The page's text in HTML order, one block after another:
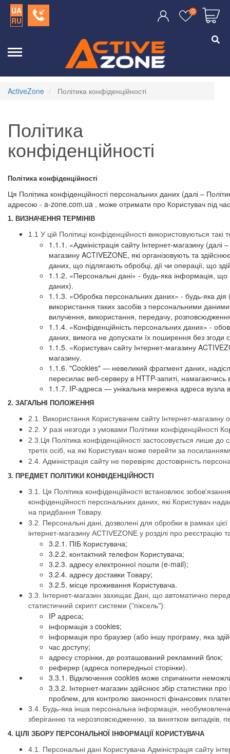
0
UA
RU
ActiveZone Політика конфіденційності
Політика
конфіденційності
Політика конфіденційності
Ця Політика конфіденційності персональних даних (далі –
адресою - a-zone.com.ua , може отримати про Користувач під час
1. ВИЗНАЧЕННЯ ТЕРМІНІВ
1.1 У цій Політиці конфіденційності використовуються такі
1.1.1. «Адміністрація сайту Інтернет-магазину (далі
магазину ACTIVEZONE, які організовують та
даних, що підлягають обробці, дії чи операції, що
1.1.2. «Персональні дані» - будь-яка інформація,
даних).
1.1.3. «Обробка персональних даних» - будь-яка дія
використання таких засобів з персональними
вилучення, використання, передачу,
1.1.4. «Конфіденційність персональних даних» -
даних, вимога не допускати їх поширення без згоди
1.1.5. «Користувач сайту Інтернет-магазину
магазину.
1.1.6. "Cookies" — невеликий фрагмент даних,
пересилає веб-серверу в HTTP-запиті, намагаючись
1.1.7. IP-адреса — унікальна мережна адреса вузла
2. ЗАГАЛЬНІ ПОЛОЖЕННЯ
2.1. Використання Користувачем сайту Інтернет-магазину
2.2. У разі незгоди з умовами Політики конфіденційності
2.3.Ця Політика конфіденційності застосовується лише до
третіх осіб, на які Користувач може перейти за
2.4. Адміністрація сайту не перевіряє достовірність
3. ПРЕДМЕТ ПОЛІТИКИ КОНФІДЕНЦІЙНОСТІ
3.1. Ця Політика конфіденційності встановлює
конфіденційності персональних даних, які Користувач
на придбання Товару.
3.2. Персональні дані, дозволені для обробки в рамках
інтернет-магазину ACTIVEZONE у розділі про
3.2.1. ПІБ Користувача;
3.2.2. контактний телефон Користувача;
3.2.3. адресу електронної пошти (e-mail);
3.2.4. адресу доставки Товару;
3.2.5. місце проживання Користувача.
3.3. Інтернет-магазин захищає Дані, що автоматично
статистичний скрипт системи ("піксель"):
IP адреса;
інформація з cookies;
інформація про браузер (або іншу програму, яка
час доступу;
адресу сторінки, де розташований рекламний блок;
реферер (адреса попередньої сторінки).
3.3.1. Відключення cookies може спричинити
3.3.2. Інтернет-магазин здійснює збір статистики
проблем, для контролю законності фінансових
3.4. Будь-яка інша персональна інформація, необумовлена
зберіганню та нерозповсюдженню, за винятком випадків,
4. ЦІЛІ ЗБОРУ ПЕРСОНАЛЬНОЇ ІНФОРМАЦІЇ КОРИСТУВАЧА
4.1. Персональні дані Користувача Адміністрація сайту